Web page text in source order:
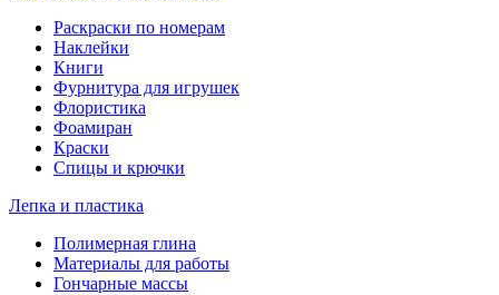
Раскраски по номерам
Наклейки
Книги
Фурнитура для игрушек
Флористика
Фоамиран
Краски
Спицы и крючки
Лепка и пластика
Полимерная глина
Материалы для работы
Гончарные массы